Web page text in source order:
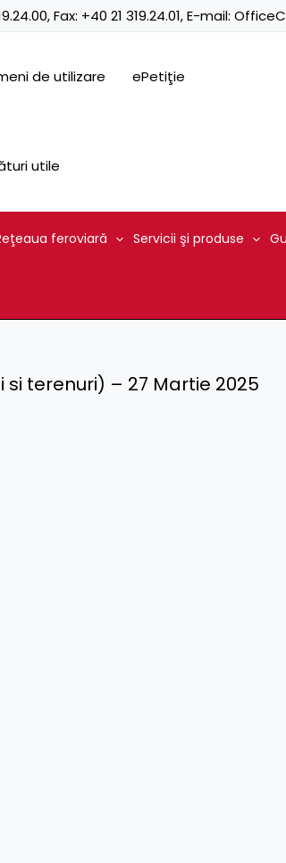
, Fax: +40 21 319.24.01, E-mail:
de utilizare ePetiţie
utile
feroviară Servicii şi produse
terenuri) – 27 Martie 2025